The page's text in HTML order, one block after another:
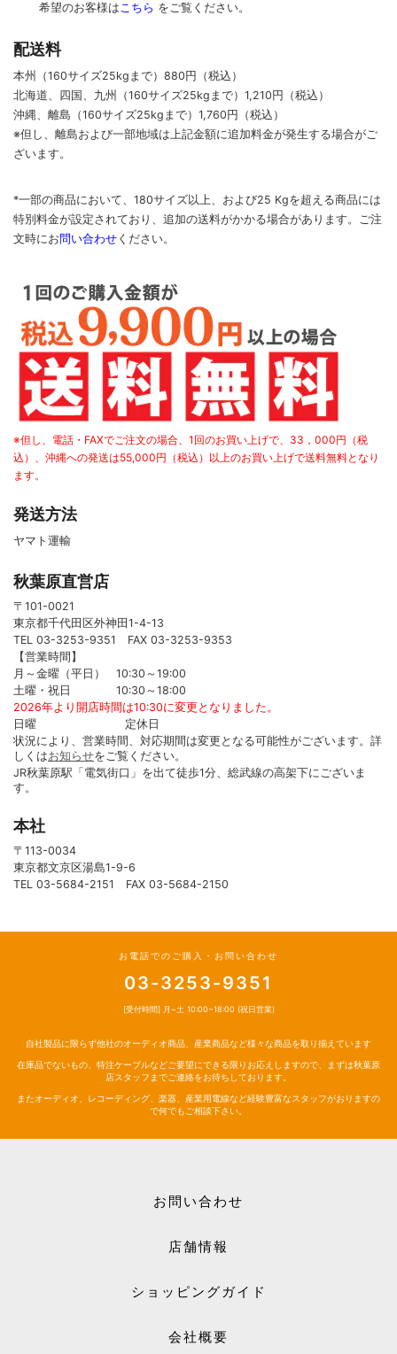
希望のお客様はこちら をご覧ください。
配送料
本州（160サイズ25kgまで）880円（税込）
北海道、四国、九州
（160サイズ25kgまで） 1,210円（税込）
沖縄、離島 （160サイズ25kgまで） 1,760円（税込）
※但し、離島および一部地域は上記金額に追加料金が発生する場合がご
ざいます。
*一部の商品において、180サイズ以上、および25 Kgを超える商品には
特別料金が設定されており、追加の送料がかかる場合があります。 ご注
文時にお問い合わせ ください。
※但し、電話・FAXでご注文の場合、1回のお買い上げで、33，000円（税
込）、沖縄への発送は55,000円（税込）以上のお買い上げで送料無料となり
ます。
発送方法
ヤマト運輸
秋葉原直営店
〒101-0021
東京都千代田区外神田1-4-13
TEL 03-3253-9351 FAX 03-3253-9353
【営業時間】
月～金曜（平日） 10:30～19:00
土曜・祝日 10:30～18:00
2026年より開店時間は10:30に変更となりました。
日曜 定休日
状況により、営業時間、対応期間は変更となる可能性がございます。詳
しくはお知らせをご覧ください。
JR秋葉原駅「電気街口」を出て徒歩1分、総武線の高架下にございま
す。
本社
〒113-0034
東京都文京区湯島1-9-6
TEL 03-5684-2151 FAX 03-5684-2150
お電話でのご購入・お問い合わせ
03-3253-9351
[受付時間] 月~土 10:00~18:00 (祝日営業)
自社製品に限らず他社のオーディオ商品、産業商品など様々な商品を取り揃えています
在庫品でないもの、特注ケーブルなどご要望にできる限りお応えしますので、まずは秋葉原
店スタッフまでご連絡をお待ちしております。
またオーディオ、レコーディング、楽器、産業用電線など経験豊富なスタッフがおりますの
で何でもご相談下さい。
お問い合わせ
店舗情報
ショッピングガイド
会社概要